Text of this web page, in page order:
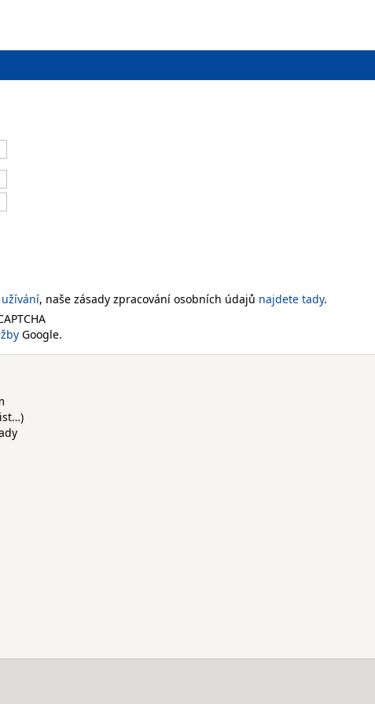
, naše zásady zpracování osobních údajů najdete tady.
Google.